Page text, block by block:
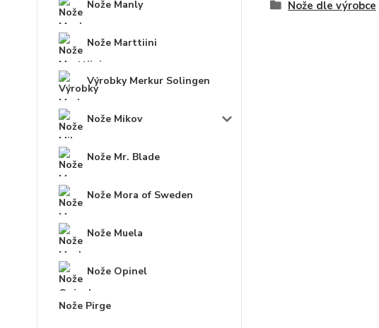
Nože Manly
Nože Marttiini
Výrobky Merkur Solingen
Nože Mikov
Nože Mr. Blade
Nože Mora of Sweden
Nože Muela
Nože Opinel
Nože Pirge
Nože dle výrobce